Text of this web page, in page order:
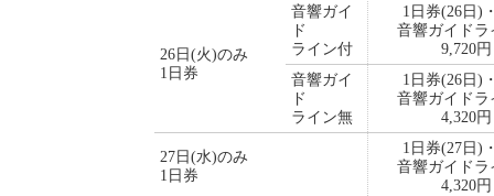
26日(火)のみ
1日券
音響ガイ
ド
ライン付
1日券(26日)
音響ガイドラ
9,720円
音響ガイ
ド
ライン無
1日券(26日)
音響ガイドラ
4,320円
27日(水)のみ
1日券
1日券(27日)
音響ガイドラ
4,320円